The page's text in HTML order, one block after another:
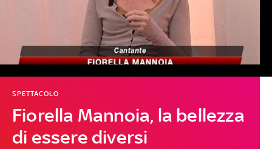
Fiorella Mannoia, la bellezza
di essere diversi
SPETTACOLO